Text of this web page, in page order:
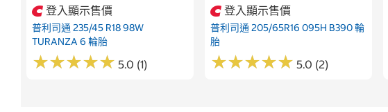
登入顯示售價
普利司通 235/45 R18 98W
TURANZA 6 輪胎
★★★★★
★★★★★ 5.0 (1)
登入顯示售價
普利司通 205/65R16 095H B390 輪
胎
★★★★★
★★★★★ 5.0 (2)